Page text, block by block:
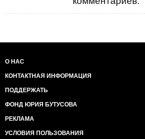
О НАС
КОНТАКТНАЯ ИНФОРМАЦИЯ
ПОДДЕРЖАТЬ
ФОНД ЮРИЯ БУТУСОВА
РЕКЛАМА
УСЛОВИЯ ПОЛЬЗОВАНИЯ